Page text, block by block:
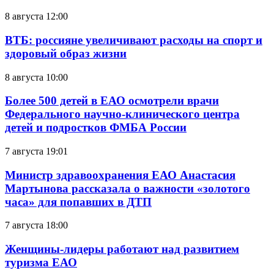
8 августа 12:00
ВТБ: россияне увеличивают расходы на спорт и
здоровый образ жизни
8 августа 10:00
Более 500 детей в ЕАО осмотрели врачи
Федерального научно-клинического центра
детей и подростков ФМБА России
7 августа 19:01
Министр здравоохранения ЕАО Анастасия
Мартынова рассказала о важности «золотого
часа» для попавших в ДТП
7 августа 18:00
Женщины-лидеры работают над развитием
туризма ЕАО